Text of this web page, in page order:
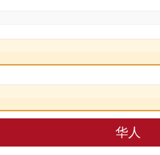
华人